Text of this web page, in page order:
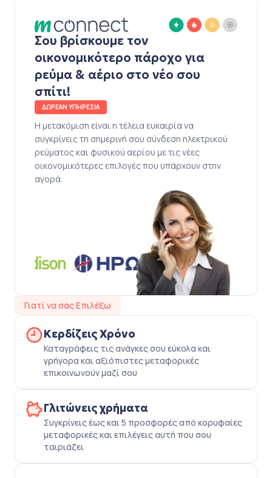
Σου βρίσκουμε τον
οικονομικότερο πάροχο για
ρεύμα & αέριο στο νέο σου
σπίτι!
ΔΩΡΕΑΝ ΥΠΗΡΕΣΙΑ
Η μετακόμιση είναι η τέλεια ευκαιρία να
συγκρίνεις τη σημερινή σου σύνδεση ηλεκτρικού
ρεύματος και φυσικού αερίου με τις νέες
οικονομικότερες επιλογές που υπάρχουν στην
αγορά.
Γιατί να σας Επιλέξω
Κερδίζεις Χρόνο
Καταγράφεις τις ανάγκες σου εύκολα και
γρήγορα και αξιόπιστες μεταφορικές
επικοινωνούν μαζί σου
Γλιτώνεις χρήματα
Συγκρίνεις έως και 5 προσφορές από κορυφαίες
μεταφορικές και επιλέγεις αυτή που σου
ταιριάζει